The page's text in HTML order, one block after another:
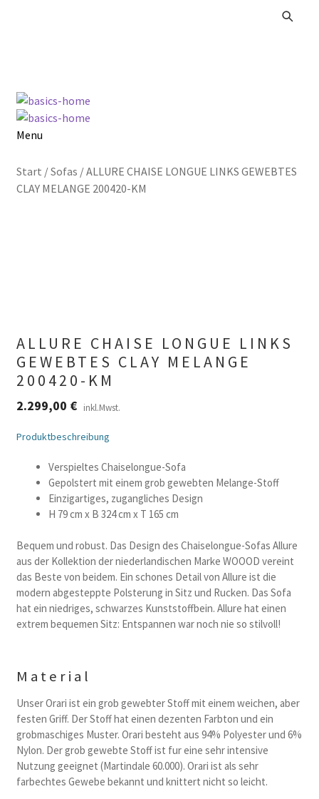
Zur
Navigation
springen
Zum
Inhalt
springen
Menu
Start /Sofas /ALLURE CHAISE LONGUE LINKS GEWEBTES
CLAY MELANGE 200420-KM
ALLURE CHAISE LONGUE LINKS
GEWEBTES CLAY MELANGE
200420-KM
2.299,00 € inkl.Mwst.
Produktbeschreibung
Verspieltes Chaiselongue-Sofa
Gepolstert mit einem grob gewebten Melange-Stoff
Einzigartiges, zugangliches Design
H 79 cm x B 324 cm x T 165 cm
Bequem und robust. Das Design des Chaiselongue-Sofas Allure
aus der Kollektion der niederlandischen Marke WOOOD vereint
das Beste von beidem. Ein schones Detail von Allure ist die
modern abgesteppte Polsterung in Sitz und Rucken. Das Sofa
hat ein niedriges, schwarzes Kunststoffbein. Allure hat einen
extrem bequemen Sitz: Entspannen war noch nie so stilvoll!
Material
Unser Orari ist ein grob gewebter Stoff mit einem weichen, aber
festen Griff. Der Stoff hat einen dezenten Farbton und ein
grobmaschiges Muster. Orari besteht aus 94% Polyester und 6%
Nylon. Der grob gewebte Stoff ist fur eine sehr intensive
Nutzung geeignet (Martindale 60.000). Orari ist als sehr
farbechtes Gewebe bekannt und knittert nicht so leicht.